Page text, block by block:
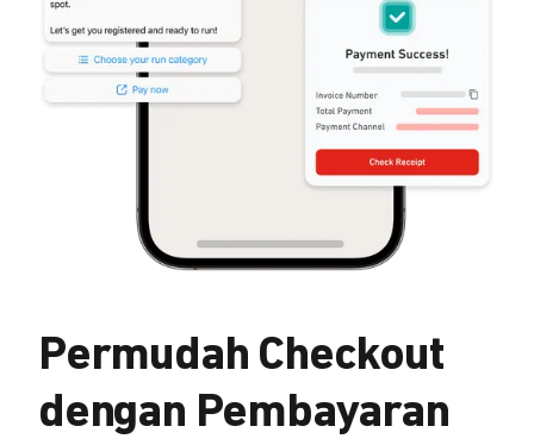
Permudah Checkout
dengan Pembayaran